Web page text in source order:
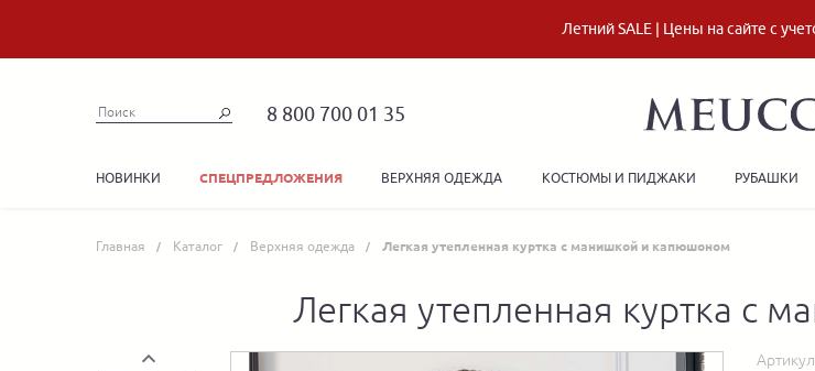
Летний SALE | Цены на сайте с
8 800 700 01 35
НОВИНКИ СПЕЦПРЕДЛОЖЕНИЯ ВЕРХНЯЯ ОДЕЖДА КОСТЮМЫ И ПИДЖАКИ РУБАШКИ
Главная Каталог Верхняя одежда Легкая утепленная куртка с манишкой и капюшоном
Легкая утепленная куртка с